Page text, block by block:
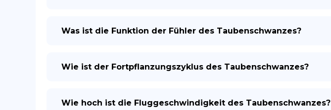
Was ist die Funktion der Fühler des Taubenschwanzes?
Wie ist der Fortpflanzungszyklus des Taubenschwanzes?
Wie hoch ist die Fluggeschwindigkeit des Taubenschwanzes?